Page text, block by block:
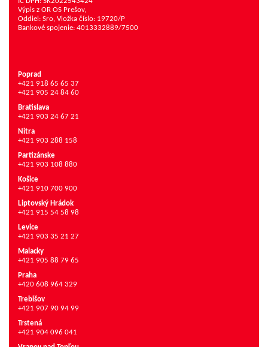
Výpis z OR OS Prešov,
Oddiel: Sro, Vložka číslo: 19720/P
Bankové spojenie: 4013332889/7500
Poprad
+421 918 65 65 37
+421 905 24 84 60
Bratislava
+421 903 24 67 21
Nitra
+421 903 288 158
Partizánske
+421 903 108 880
Košice
+421 910 700 900
Liptovský Hrádok
+421 915 54 58 98
Levice
+421 903 35 21 27
Malacky
+421 905 88 79 65
Praha
+420 608 964 329
Trebišov
+421 907 90 94 99
Trstená
+421 904 096 041